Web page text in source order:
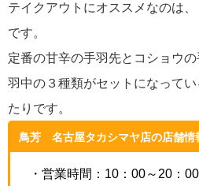
テイクアウトにオススメなのは、
です。
定番の甘辛の手羽先とコショウ
羽中の３種類がセットになって
たりです。
鳥芳 名古屋タカシマヤ店の店舗情
・営業時間：10：00～20：00